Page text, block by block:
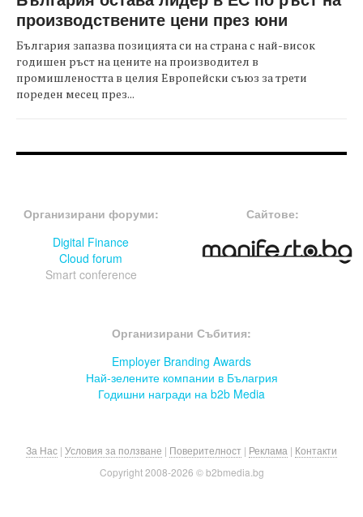
производствените цени през юни
България запазва позицията си на страна с най-висок
годишен ръст на цените на производител в
промишлеността в целия Европейски съюз за трети
пореден месец през...
Организирани форуми:
Digital Finance
Cloud forum
Smart conference
Сайтове:
Организирани Събития:
Employer Branding Awards
Най-зелените компании в Бълагрия
Годишни награди на b2b Media
За Нас | Условия за ползване | Поверителност | Реклама | Контакти
Copyright 2008-2026 © b2bmedia.bg